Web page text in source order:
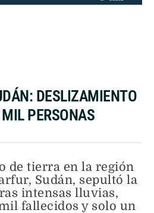
DESLIZAMIENTO
PERSONAS
de tierra en la región
Sudán, sepultó la
intensas lluvias,
fallecidos y solo un